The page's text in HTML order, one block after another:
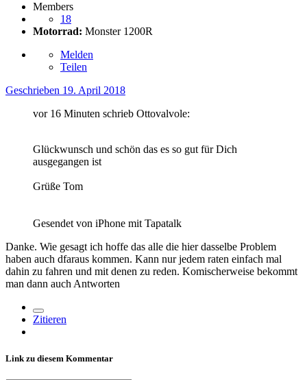
Members
18
Motorrad: Monster 1200R
Melden
Teilen
Geschrieben 19. April 2018
vor 16 Minuten schrieb Ottovalvole:
Glückwunsch und schön das es so gut für Dich
ausgegangen ist
Grüße Tom
Gesendet von iPhone mit Tapatalk
Danke. Wie gesagt ich hoffe das alle die hier dasselbe Problem
haben auch dfaraus kommen. Kann nur jedem raten einfach mal
dahin zu fahren und mit denen zu reden. Komischerweise bekommt
man dann auch Antworten
Zitieren
Link zu diesem Kommentar